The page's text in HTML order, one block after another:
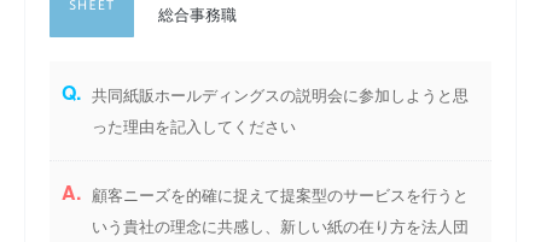
総合事務職
Q. 共同紙販ホールディングスの説明会に参加しようと思
った理由を記入してください
A. 顧客ニーズを的確に捉えて提案型のサービスを行うと
いう貴社の理念に共感し、新しい紙の在り方を法人団